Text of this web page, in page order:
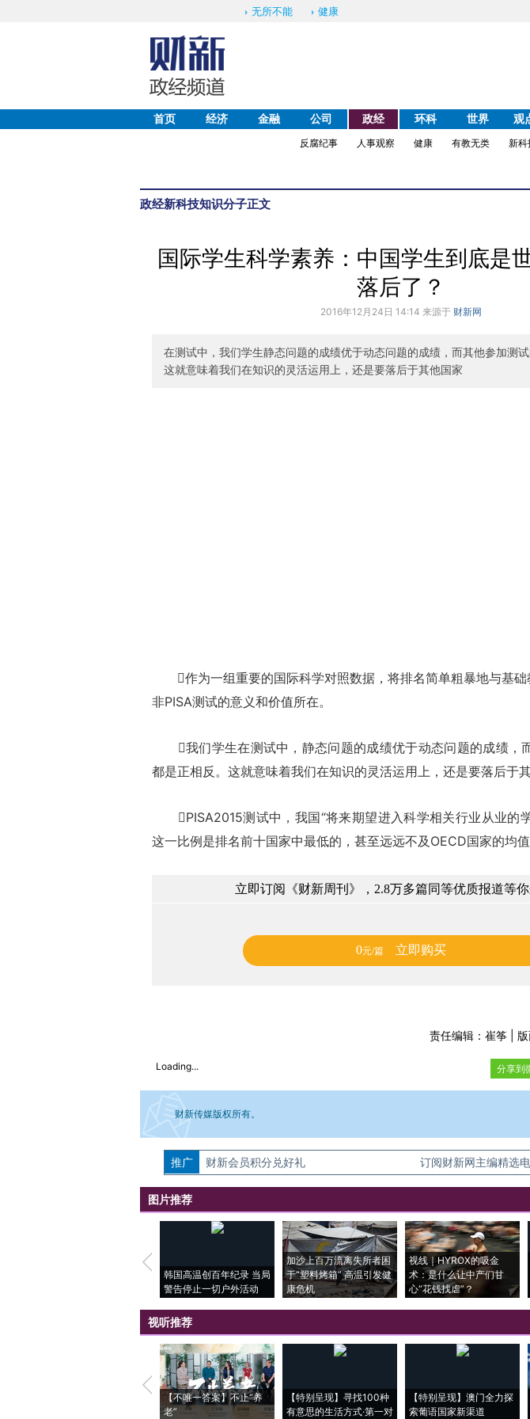
无所不能 健康
首页 经济 金融 公司 政经 环科 世界 观
反腐纪事
人事观察 健康 有教无类 新科
政经新科技知识分子正文
国际学生科学素养：中国学生到底是
落后了？
2016年12月24日 14:14 来源于 财新网
在测试中，我们学生静态问题的成绩优于动态问题的成绩，而其他参加测试
这就意味着我们在知识的灵活运用上，还是要落后于其他国家
作为一组重要的国际科学对照数据，将排名简单粗暴地与基础
非PISA测试的意义和价值所在。
我们学生在测试中，静态问题的成绩优于动态问题的成绩，
都是正相反。这就意味着我们在知识的灵活运用上，还是要落后于其
PISA2015测试中，我国“将来期望进入科学相关行业从业的学
这一比例是排名前十国家中最低的，甚至远远不及OECD国家的均值
立即订阅《财新周刊》，2.8万多篇同等优质报道等
0元/篇 立即购买
责任编辑：崔筝 |
Loading... 分享到
财新传媒版权所有。
如需刊登转载请点击右侧按钮，提交相关信息。经确认即可刊登转载。
推广 财新会员积分兑好礼 订阅财新网主编精选
图片推荐
韩国高温创百年纪录 当局
警告停止一切户外活动
加沙上百万流离失所者困
于“塑料烤箱” 高温引发健
康危机
视线｜HYROX的吸金
术：是什么让中产们甘
心“花钱找虐”？
视听推荐
【不唯一答案】不止“养
老”
【特别呈现】寻找100种
有意思的生活方式·第一对
【特别呈现】澳门全力探
索葡语国家新渠道